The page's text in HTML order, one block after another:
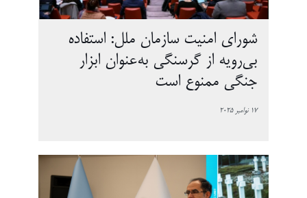
شورای امنیت سازمان ملل: استفاده
بی‌رویه از گرسنگی به‌عنوان ابزار
جنگی ممنوع است
17 نوامبر 2025